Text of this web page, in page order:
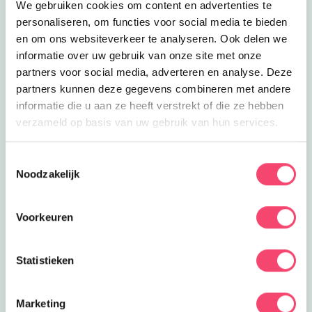
We gebruiken cookies om content en advertenties te
personaliseren, om functies voor social media te bieden
en om ons websiteverkeer te analyseren. Ook delen we
informatie over uw gebruik van onze site met onze
partners voor social media, adverteren en analyse. Deze
partners kunnen deze gegevens combineren met andere
informatie die u aan ze heeft verstrekt of die ze hebben
verzameld op basis van uw gebruik van hun services.
Noodzakelijk
Voorkeuren
Statistieken
Marketing
5.7 km
De Onlanderij
Plof neer op het terras waar de
kinderen lekker kunnen spelen in de
speeltuin bij De Onlanderij!
5.7 km
Eropuit
De Onlanderij
Klimmen en klauteren op het erf en in
de zomer je eigen boeketje plukken bij
De Onlanderij!
Lees meer De Onlanderij
Kijken en spelen voor het hele gezin bij
Van leren skiën tot een kinderfeestje in